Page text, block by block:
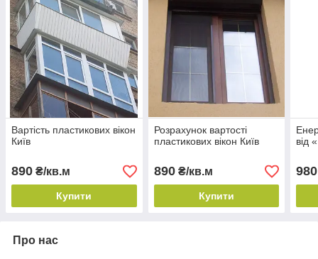
Вартість пластикових вікон
Київ
890 ₴/кв.м
Купити
Розрахунок вартості
пластикових вікон Київ
890₴/кв.м
Купити
від
980
Про нас